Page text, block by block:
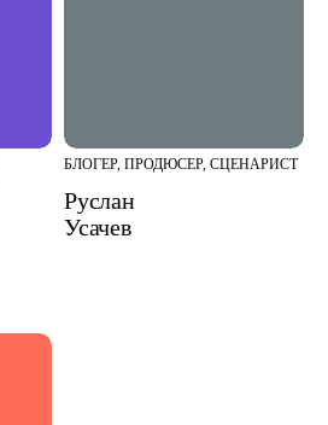
БЛОГЕР, ПРОДЮСЕР, СЦЕНАРИСТ
Руслан
Усачев